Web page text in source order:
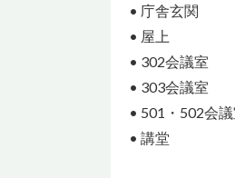
• 庁舎玄関
• 屋上
• 302会議室
• 303会議室
• 501・502会
• 講堂